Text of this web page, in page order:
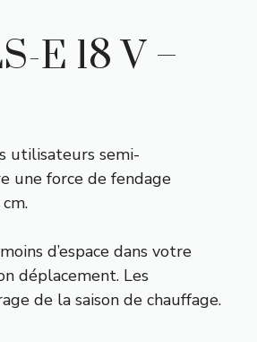
E 18 V –
utilisateurs semi-
une force de fendage
d’espace dans votre
déplacement. Les
de la saison de chauffage.